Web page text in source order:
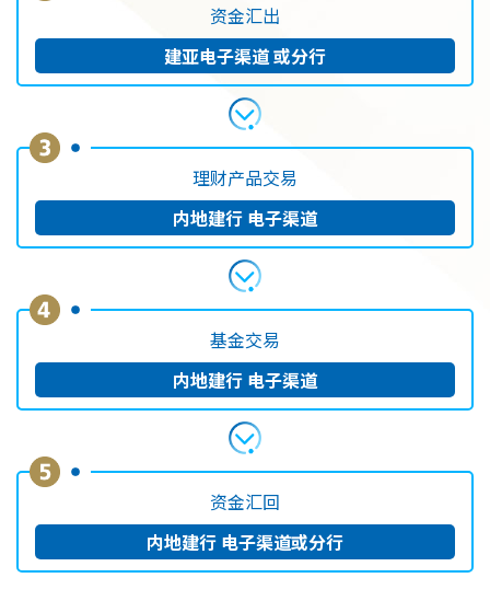
资金汇出
建亚电子渠道或分行
理财产品交易
内地建行 电子渠道
基金交易
内地建行 电子渠道
资金汇回
内地建行 电子渠道或分行